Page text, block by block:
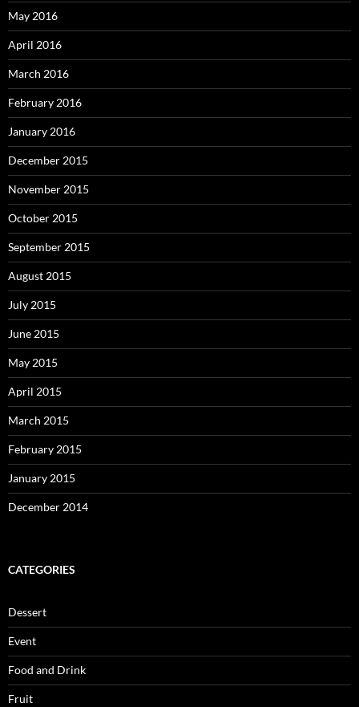
May 2016
April 2016
March 2016
February 2016
January 2016
December 2015
November 2015
October 2015
September 2015
August 2015
July 2015
June 2015
May 2015
April 2015
March 2015
February 2015
January 2015
December 2014
CATEGORIES
Dessert
Event
Food and Drink
Fruit